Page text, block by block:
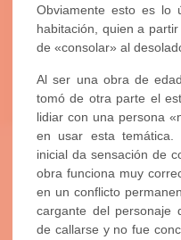
Obviamente esto es lo
habitación, quien a
de «consolar» al
Al ser una obra de
tomó de otra parte el
lidiar con una persona
en usar esta temática.
inicial da sensación de
obra funciona muy
en un conflicto
cargante del personaje
de callarse y no fue